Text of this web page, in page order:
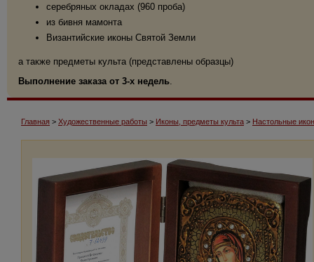
серебряных окладах (960 проба)
из бивня мамонта
Византийские иконы Святой Земли
а также предметы культа (представлены образцы)
Выполнение заказа от 3-х недель.
Главная > Художественные работы > Иконы, предметы культа > Настольные